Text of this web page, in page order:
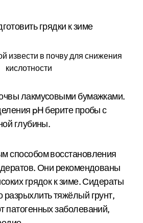
извести в почву для снижения
кислотности
лакмусовыми бумажками.
pH берите пробы с
глубины.
способом восстановления
Они рекомендованы
грядок к зиме. Сидераты
тяжёлый грунт,
патогенных заболеваний,